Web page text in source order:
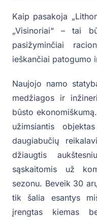
Kaip pasakoja
„Visinoriai“ – tai
pasižyminčiai
ieškančiai patogumo
Naujojo namo
medžiagos ir
būsto
užimsiantis
daugiabučių
džiaugtis
sąskaitomis už
sezonu. Beveik 30
tik šalia esantys
įrengtas kiemas